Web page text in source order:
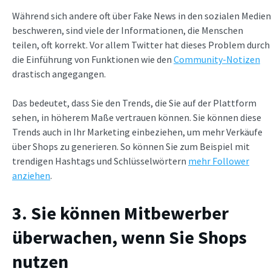
Während sich andere oft über Fake News in den sozialen Medien
beschweren, sind viele der Informationen, die Menschen
teilen, oft korrekt. Vor allem Twitter hat dieses Problem durch
die Einführung von Funktionen wie den Community-Notizen
drastisch angegangen.
Das bedeutet, dass Sie den Trends, die Sie auf der Plattform
sehen, in höherem Maße vertrauen können. Sie können diese
Trends auch in Ihr Marketing einbeziehen, um mehr Verkäufe
über Shops zu generieren. So können Sie zum Beispiel mit
trendigen Hashtags und Schlüsselwörtern mehr Follower
anziehen.
3. Sie können Mitbewerber
überwachen, wenn Sie Shops
nutzen